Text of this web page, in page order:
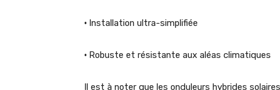
• Installation ultra-simplifiée
• Robuste et résistante aux aléas climatiques
Il est à noter que les onduleurs hybrides